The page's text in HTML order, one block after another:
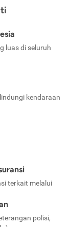
luas di seluruh
kendaraan
terkait melalui
polisi,